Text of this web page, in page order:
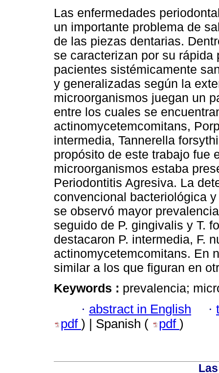
Las enfermedades
un importante problema de
de las piezas dentarias.
se caracterizan por su
pacientes sistémicamente
y generalizadas según la
microorganismos juegan un
entre los cuales se
actinomycetemcomitans,
intermedia, Tannerella
propósito de este trabajo fue
microorganismos estaba
Periodontitis Agresiva. La
convencional bacteriológica
se observó mayor
seguido de P. gingivalis y T.
destacaron P. intermedia, F.
actinomycetemcomitans. En
similar a los que figuran en
Keywords : prevalencia;
· abstract in English ·
pdf ) | Spanish ( pdf )